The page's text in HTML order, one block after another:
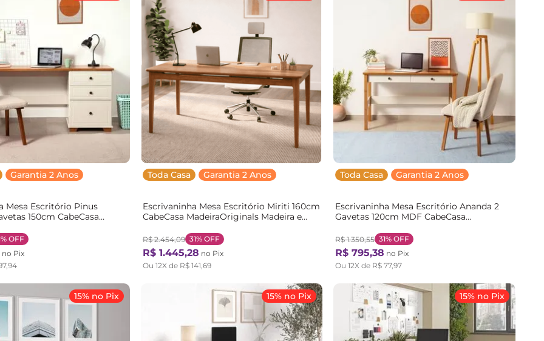
Garantia 2 Anos
Mesa Escritório Pinus
150cm CabeCasa
Mel
OFF
no Pix
,94
Toda Casa Garantia 2 Anos
Escrivaninha Mesa Escritório Miriti 160cm
CabeCasa MadeiraOriginals Madeira e
R$ 2.454,09 31%OFF
R$ 1.445,28 no Pix
Ou 12X de R$ 141,69
Toda Casa Garantia 2 Anos
Escrivaninha Mesa Escritório Ananda 2
Gavetas 120cm MDF CabeCasa
Marrom Off-white/Mel
R$ 1.350,55 31% OFF
R$ 795,38 no Pix
Ou12X de R$ 77,97
15% no Pix 15% no Pix 15% no Pix